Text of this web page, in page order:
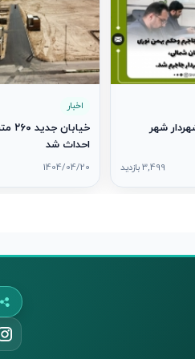
شهر
3,499 بازدید
اخبار
احداث شد
1404/04/20